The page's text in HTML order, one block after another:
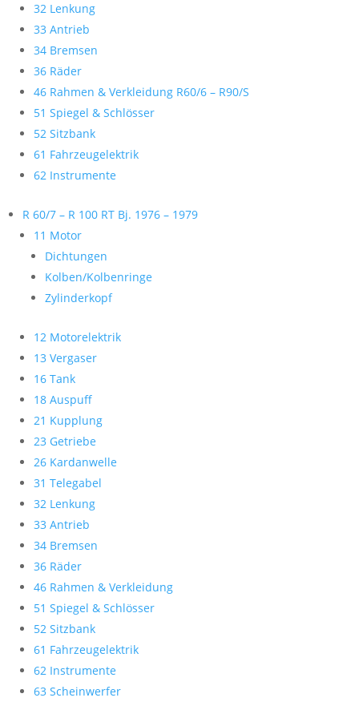
32 Lenkung
33 Antrieb
34 Bremsen
36 Räder
46 Rahmen & Verkleidung R60/6 – R90/S
51 Spiegel & Schlösser
52 Sitzbank
61 Fahrzeugelektrik
62 Instrumente
R 60/7 – R 100 RT Bj. 1976 – 1979
11 Motor
Dichtungen
Kolben/Kolbenringe
Zylinderkopf
12 Motorelektrik
13 Vergaser
16 Tank
18 Auspuff
21 Kupplung
23 Getriebe
26 Kardanwelle
31 Telegabel
32 Lenkung
33 Antrieb
34 Bremsen
36 Räder
46 Rahmen & Verkleidung
51 Spiegel & Schlösser
52 Sitzbank
61 Fahrzeugelektrik
62 Instrumente
63 Scheinwerfer